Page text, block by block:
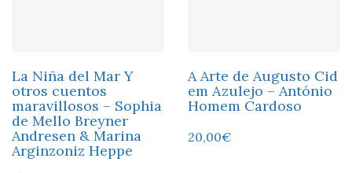
La Niña del Mar Y
otros cuentos
maravillosos – Sophia
de Mello Breyner
Andresen & Marina
Arginzoniz Heppe
A Arte de Augusto Cid
em Azulejo – António
Homem Cardoso
20,00€